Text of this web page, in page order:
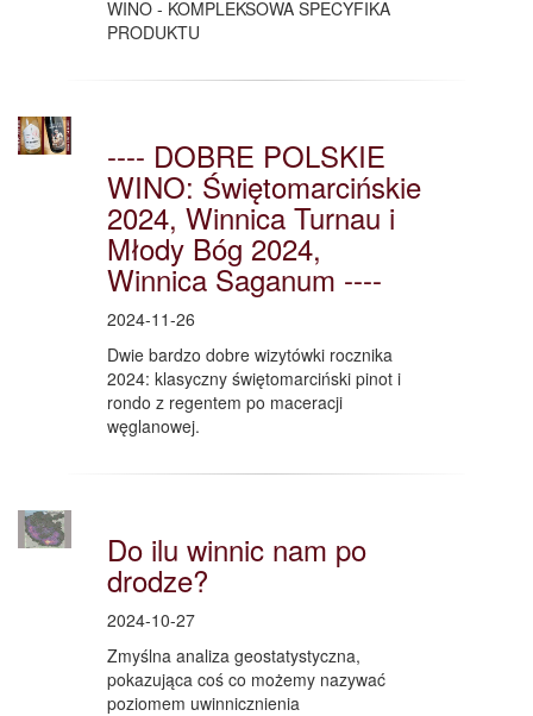
WINO - KOMPLEKSOWA SPECYFIKA
PRODUKTU
---- DOBRE POLSKIE
WINO: Świętomarcińskie
2024, Winnica Turnau i
Młody Bóg 2024,
Winnica Saganum ----
2024-11-26
Dwie bardzo dobre wizytówki rocznika
2024: klasyczny świętomarciński pinot i
rondo z regentem po maceracji
węglanowej.
Do ilu winnic nam po
drodze?
2024-10-27
Zmyślna analiza geostatystyczna,
pokazująca coś co możemy nazywać
poziomem uwinnicznienia